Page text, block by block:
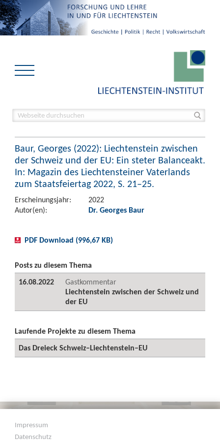
Baur, Georges (2022): Liechtenstein zwischen
der Schweiz und der EU: Ein steter Balanceakt.
In: Magazin des Liechtensteiner Vaterlands
zum Staatsfeiertag 2022, S. 21–25.
Erscheinungsjahr:
2022
Autor(en):
Dr. Georges Baur
PDF Download (996,67 KB)
Posts zu diesem Thema
16.08.2022
Gastkommentar
Liechtenstein zwischen der Schweiz und
der EU
Laufende Projekte zu diesem Thema
Das Dreieck Schweiz–Liechtenstein–EU
Impressum
Datenschutz